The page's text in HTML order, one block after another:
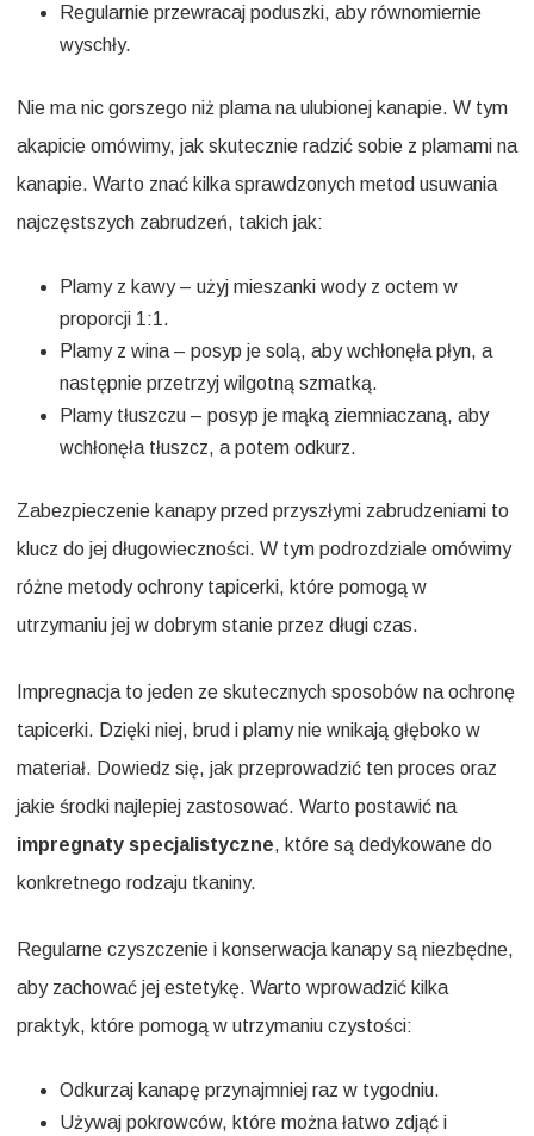
Regularnie przewracaj poduszki, aby równomiernie
wyschły.
Nie ma nic gorszego niż plama na ulubionej kanapie. W tym
akapicie omówimy, jak skutecznie radzić sobie z plamami na
kanapie. Warto znać kilka sprawdzonych metod usuwania
najczęstszych zabrudzeń, takich jak:
Plamy z kawy – użyj mieszanki wody z octem w
proporcji 1:1.
Plamy z wina – posyp je solą, aby wchłonęła płyn, a
następnie przetrzyj wilgotną szmatką.
Plamy tłuszczu – posyp je mąką ziemniaczaną, aby
wchłonęła tłuszcz, a potem odkurz.
Zabezpieczenie kanapy przed przyszłymi zabrudzeniami to
klucz do jej długowieczności. W tym podrozdziale omówimy
różne metody ochrony tapicerki, które pomogą w
utrzymaniu jej w dobrym stanie przez długi czas.
Impregnacja to jeden ze skutecznych sposobów na ochronę
tapicerki. Dzięki niej, brud i plamy nie wnikają głęboko w
materiał. Dowiedz się, jak przeprowadzić ten proces oraz
jakie środki najlepiej zastosować. Warto postawić na
impregnaty specjalistyczne, które są dedykowane do
konkretnego rodzaju tkaniny.
Regularne czyszczenie i konserwacja kanapy są niezbędne,
aby zachować jej estetykę. Warto wprowadzić kilka
praktyk, które pomogą w utrzymaniu czystości:
Odkurzaj kanapę przynajmniej raz w tygodniu.
Używaj pokrowców, które można łatwo zdjąć i